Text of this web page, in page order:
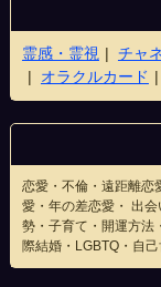
霊感・霊視 チャ
オラクルカード
恋愛・不倫・遠距離恋
愛・年の差恋愛・ 出
勢・子育て・開運方法
際結婚・LGBTQ・自